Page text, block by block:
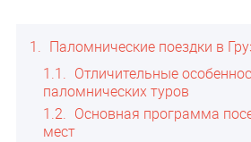
1
Паломнические поездки в
1.1
Отличительные
паломнических туров
1.2
Основная программа
мест